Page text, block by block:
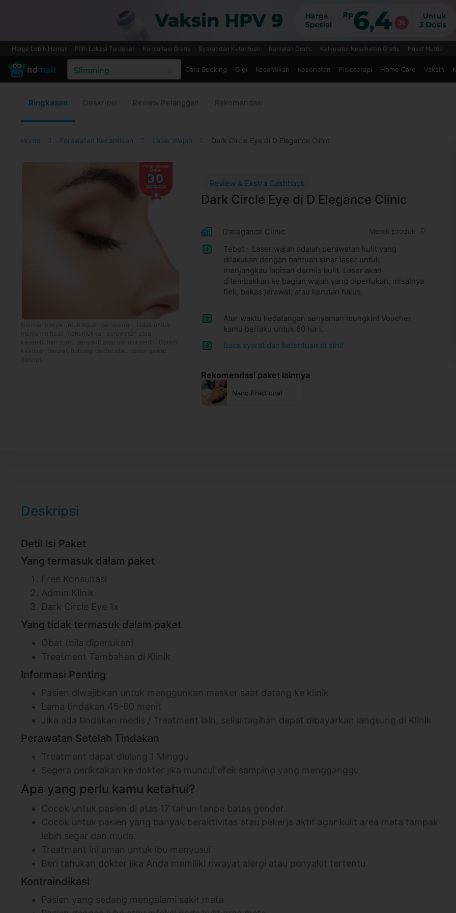
Harga Lebih Hemat Pilih Lokasi Terdekat Konsultasi Gratis Syarat dan Ketentuan Ramalan Gratis Kalkulator Kesehatan Gratis Pusat Nutrisi
Cara Booking Gigi Kecantikan Kesehatan Fisioterapi Home Care Vaksin
Ringkasan Deskripsi Review Pelanggan Rekomendasi
Home Perawatan Kecantikan Laser Wajah Dark Circle Eye di D Elegance Clinic
Review & Ekstra Cashback
Dark Circle Eye di D Elegance Clinic
D'elegance Clinic Merek produk
1
Tebet - Laser wajah adalah perawatan kulit yang
dilakukan dengan bantuan sinar laser untuk
menjangkau lapisan dermis kulit. Laser akan
ditembakkan ke bagian wajah yang diperlukan, misalnya
flek, bekas jerawat, atau kerutan halus.
2
Atur waktu kedatangan senyaman mungkin! Voucher
kamu berlaku untuk 60 hari.
3 Baca syarat dan ketentuan di sini!
Rekomendasi paket lainnya
Nano Fractional
Deskripsi
Detil Isi Paket
Yang termasuk dalam paket
Free Konsultasi
Admin Klinik
Dark Circle Eye 1x
Yang tidak termasuk dalam paket
Obat (bila diperlukan)
Treatment Tambahan di Klinik
Informasi Penting
Pasien diwajibkan untuk menggunkan masker saat datang ke klinik
Lama tindakan 45-60 menit
Jika ada tindakan medis / Treatment lain, selisi tagihan dapat dibayarkan langsung di Klinik
Perawatan Setelah Tindakan
Treatment dapat diulang 1 Minggu
Segera periksakan ke dokter jika muncul efek samping yang mengganggu
Apa yang perlu kamu ketahui?
Cocok untuk pasien di atas 17 tahun tanpa batas gender.
Cocok untuk pasien yang banyak beraktivitas atau pekerja aktif agar kulit area mata tampak
lebih segar dan muda.
Treatment ini aman untuk ibu menyusui.
Beri tahukan dokter jika Anda memiliki riwayat alergi atau penyakit tertentu.
Kontraindikasi
Pasien yang sedang mengalami sakit mata